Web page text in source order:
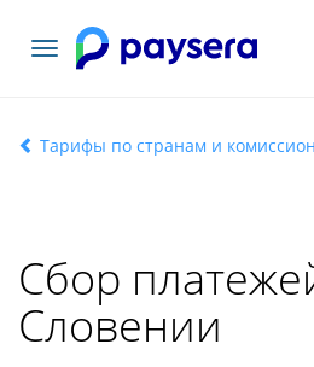
Toggle
navigation
Тарифы по странам и
Сбор
Словении